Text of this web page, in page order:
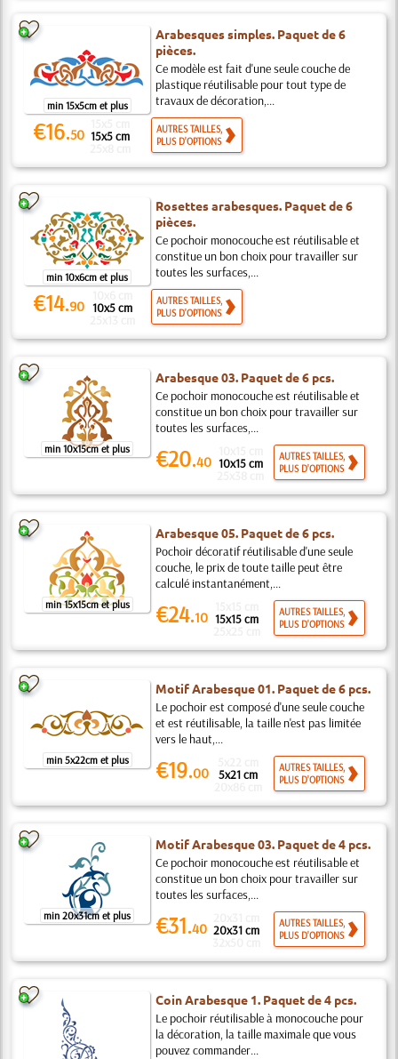
min 15x5cm et plus
Arabesques simples. Paquet de 6
pièces.
Ce modèle est fait d'une seule couche de
plastique réutilisable pour tout type de
travaux de décoration,...
€16.50 15x5 cm
AUTRES TAILLES,
PLUS D'OPTIONS
min 10x6cm et plus
Rosettes arabesques. Paquet de 6
pièces.
Ce pochoir monocouche est réutilisable et
constitue un bon choix pour travailler sur
toutes les surfaces,...
€14.90 10x5 cm
AUTRES TAILLES,
PLUS D'OPTIONS
min 10x15cm et plus
Arabesque 03. Paquet de 6 pcs.
Ce pochoir monocouche est réutilisable et
constitue un bon choix pour travailler sur
toutes les surfaces,...
€20.40 10x15 cm
AUTRES TAILLES,
PLUS D'OPTIONS
min 15x15cm et plus
Arabesque 05. Paquet de 6 pcs.
Pochoir décoratif réutilisable d'une seule
couche, le prix de toute taille peut être
calculé instantanément,...
€24.10 15x15 cm
AUTRES TAILLES,
PLUS D'OPTIONS
min 5x22cm et plus
Motif Arabesque 01. Paquet de 6 pcs.
Le pochoir est composé d'une seule couche
et est réutilisable, la taille n'est pas limitée
vers le haut,...
€19.00 5x21 cm
AUTRES TAILLES,
PLUS D'OPTIONS
min 20x31cm et plus
Motif Arabesque 03. Paquet de 4 pcs.
Ce pochoir monocouche est réutilisable et
constitue un bon choix pour travailler sur
toutes les surfaces,...
€31.40 20x31 cm
AUTRES TAILLES,
PLUS D'OPTIONS
Coin Arabesque 1. Paquet de 4 pcs.
Le pochoir réutilisable à monocouche pour
la décoration, la taille maximale que vous
pouvez commander...